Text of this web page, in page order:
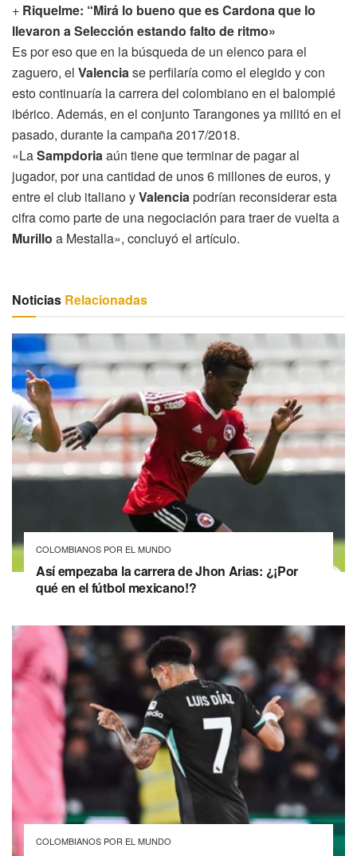
+ Riquelme: “Mirá lo bueno que es Cardona que lo
llevaron a Selección estando falto de ritmo»
Es por eso que en la búsqueda de un elenco para el
zaguero, el Valenciase perfilaría como el elegido y con
esto continuaría la carrera del colombiano en el balompié
ibérico. Además, en el conjunto Tarangones ya militó en el
pasado, durante la campaña 2017/2018.
«LaSampdoriaaún tiene que terminar de pagar al
jugador, por una cantidad de unos 6 millones de euros, y
entre el club italiano yValenciapodrían reconsiderar esta
cifra como parte de una negociación para traer de vuelta a
Murillo a Mestalla», concluyó el artículo.
Noticias Relacionadas
COLOMBIANOS POR EL MUNDO
Así empezaba la carrera de Jhon Arias: ¿¡Por
qué en el fútbol mexicano!?
COLOMBIANOS POR EL MUNDO